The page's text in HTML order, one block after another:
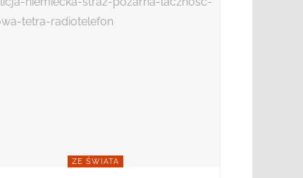
ZE ŚWIATA